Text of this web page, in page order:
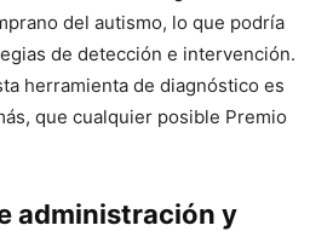
del autismo, lo que podría
de detección e intervención.
herramienta de diagnóstico es
que cualquier posible Premio
administración y